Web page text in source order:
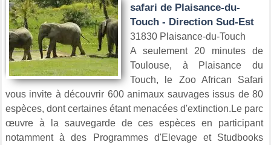
safari de Plaisance-du-
Touch - Direction Sud-Est
31830 Plaisance-du-Touch
A seulement 20 minutes de
Toulouse, à Plaisance du
Touch, le Zoo African Safari
vous invite à découvrir 600 animaux sauvages issus de 80
espèces, dont certaines étant menacées d'extinction.Le parc
œuvre à la sauvegarde de ces espèces en participant
notamment à des Programmes d'Elevage et Studbooks